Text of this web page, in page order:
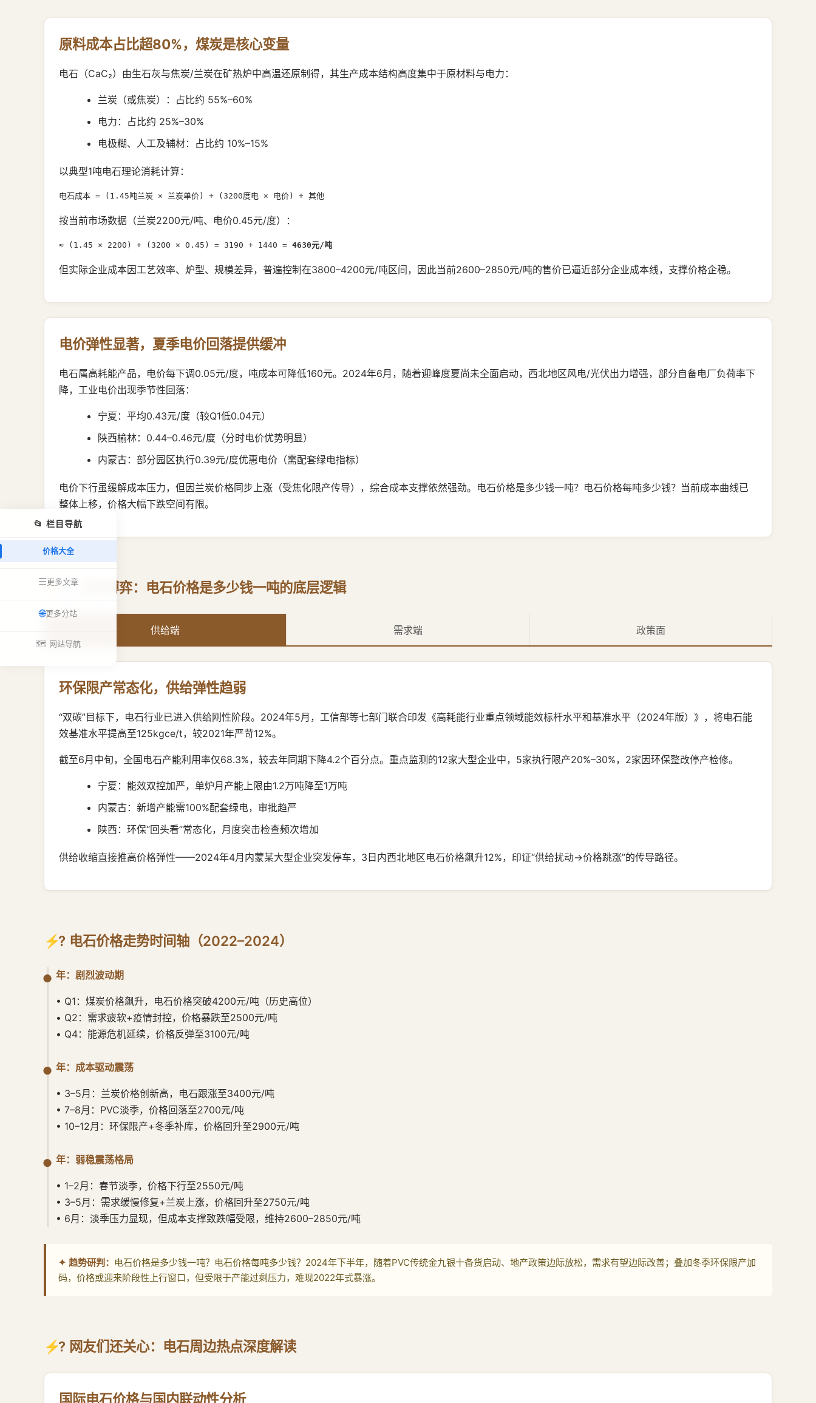
原料成本占比超80%，煤炭是核心变量
电石（CaC₂）由生石灰与焦炭/兰炭在矿热炉中高温还原制得，其生产成本结构高度集中于原材料与电力：
兰炭（或焦炭）：占比约 55%–60%
电力：占比约 25%–30%
电极糊、人工及辅材：占比约 10%–15%
以典型1吨电石理论消耗计算：
电石成本 = (1.45吨兰炭 × 兰炭单价) + (3200度电 × 电价) + 其他
按当前市场数据（兰炭2200元/吨、电价0.45元/度）：
≈ (1.45 × 2200) + (3200 × 0.45) = 3190 + 1440 = 4630元/吨
但实际企业成本因工艺效率、炉型、规模差异，普遍控制在3800–4200元/吨区间，因此当前2600–2850元/吨的售价已逼近部分企业成本线，支撑价格企稳。
电价弹性显著，夏季电价回落提供缓冲
电石属高耗能产品，电价每下调0.05元/度，吨成本可降低160元。2024年6月，随着迎峰度夏尚未全面启动，西北地区风电/光伏出力增强，部分自备电厂负荷率下
降，工业电价出现季节性回落：
宁夏：平均0.43元/度（较Q1低0.04元）
陕西榆林：0.44–0.46元/度（分时电价优势明显）
内蒙古：部分园区执行0.39元/度优惠电价（需配套绿电指标）
电价下行虽缓解成本压力，但因兰炭价格同步上涨（受焦化限产传导），综合成本支撑依然强劲。电石价格是多少钱一吨？电石价格每吨多少钱？当前成本曲线已
整体上移，价格大幅下跌空间有限。
⚖️ 供需博弈：电石价格是多少钱一吨的底层逻辑
供给端 需求端 政策面
环保限产常态化，供给弹性趋弱
“双碳”目标下，电石行业已进入供给刚性阶段。2024年5月，工信部等七部门联合印发《高耗能行业重点领域能效标杆水平和基准水平（2024年版）》，将电石能
效基准水平提高至125kgce/t，较2021年严苛12%。
截至6月中旬，全国电石产能利用率仅68.3%，较去年同期下降4.2个百分点。重点监测的12家大型企业中，5家执行限产20%–30%，2家因环保整改停产检修。
宁夏：能效双控加严，单炉月产能上限由1.2万吨降至1万吨
内蒙古：新增产能需100%配套绿电，审批趋严
陕西：环保“回头看”常态化，月度突击检查频次增加
供给收缩直接推高价格弹性——2024年4月内蒙某大型企业突发停车，3日内西北地区电石价格飙升12%，印证“供给扰动→价格跳涨”的传导路径。
? 电石价格走势时间轴（2022–2024）
年：剧烈波动期
• Q1：煤炭价格飙升，电石价格突破4200元/吨（历史高位）
• Q2：需求疲软+疫情封控，价格暴跌至2500元/吨
• Q4：能源危机延续，价格反弹至3100元/吨
年：成本驱动震荡
• 3–5月：兰炭价格创新高，电石跟涨至3400元/吨
• 7–8月：PVC淡季，价格回落至2700元/吨
• 10–12月：环保限产+冬季补库，价格回升至2900元/吨
年：弱稳震荡格局
• 1–2月：春节淡季，价格下行至2550元/吨
• 3–5月：需求缓慢修复+兰炭上涨，价格回升至2750元/吨
• 6月：淡季压力显现，但成本支撑致跌幅受限，维持2600–2850元/吨
✦ 趋势研判： 电石价格是多少钱一吨？电石价格每吨多少钱？2024年下半年，随着PVC传统金九银十备货启动、地产政策边际放松，需求有望边际改善；叠加冬季环保限产加
码，价格或迎来阶段性上行窗口，但受限于产能过剩压力，难现2022年式暴涨。
? 网友们还关心：电石周边热点深度解读
国际电石价格与国内联动性分析
📂 栏目导航
价格大全
☰更多文章
🌐更多分站
🗺️ 网站导航